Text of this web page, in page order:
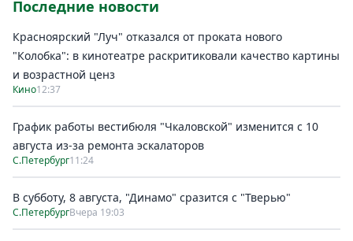
Последние новости
Красноярский "Луч" отказался от проката нового
"Колобка": в кинотеатре раскритиковали качество картины
и возрастной ценз
Кино12:37
График работы вестибюля "Чкаловской" изменится с 10
августа из-за ремонта эскалаторов
С.Петербург11:24
В субботу, 8 августа, "Динамо" сразится с "Тверью"
С.ПетербургВчера 19:03